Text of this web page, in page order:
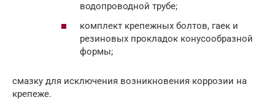
водопроводной трубе;
комплект крепежных болтов, гаек и
резиновых прокладок конусообразной
формы;
смазку для исключения возникновения коррозии на
крепеже.